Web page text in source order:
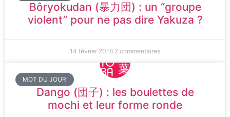
Bôryokudan (暴力団) : un “groupe
violent” pour ne pas dire Yakuza ?
14 février 2018 2 commentaires
MOT DU JOUR
Dango (団子) : les boulettes de
mochi et leur forme ronde